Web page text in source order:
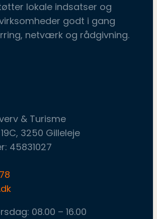
lokale indsatser og
godt i gang
netværk og rådgivning.
& Turisme
3250 Gilleleje
45831027
​08.00 – 16.00